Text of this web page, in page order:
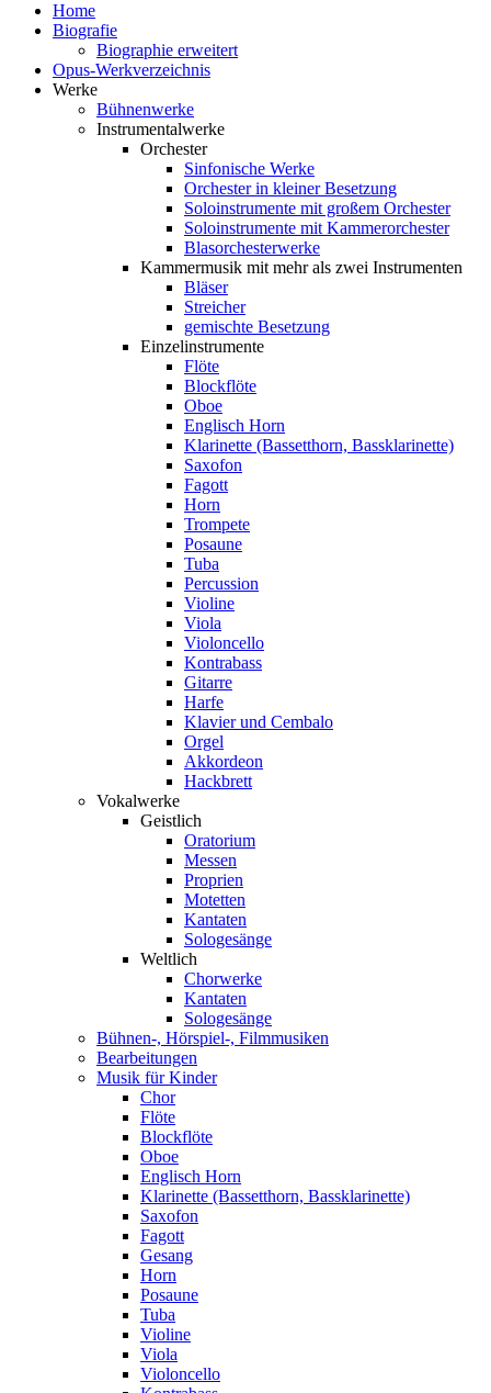
Home
Biografie
Biographie erweitert
Opus-Werkverzeichnis
Werke
Bühnenwerke
Instrumentalwerke
Orchester
Sinfonische Werke
Orchester in kleiner Besetzung
Soloinstrumente mit großem Orchester
Soloinstrumente mit Kammerorchester
Blasorchesterwerke
Kammermusik mit mehr als zwei Instrumenten
Bläser
Streicher
gemischte Besetzung
Einzelinstrumente
Flöte
Blockflöte
Oboe
Englisch Horn
Klarinette (Bassetthorn, Bassklarinette)
Saxofon
Fagott
Horn
Trompete
Posaune
Tuba
Percussion
Violine
Viola
Violoncello
Kontrabass
Gitarre
Harfe
Klavier und Cembalo
Orgel
Akkordeon
Hackbrett
Vokalwerke
Geistlich
Oratorium
Messen
Proprien
Motetten
Kantaten
Sologesänge
Weltlich
Chorwerke
Kantaten
Sologesänge
Bühnen-, Hörspiel-, Filmmusiken
Bearbeitungen
Musik für Kinder
Chor
Flöte
Blockflöte
Oboe
Englisch Horn
Klarinette (Bassetthorn, Bassklarinette)
Saxofon
Fagott
Gesang
Horn
Posaune
Tuba
Violine
Viola
Violoncello